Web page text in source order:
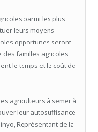
parmi les plus
leurs moyens
opportunes seront
des familles agricoles
le temps et le coût de
agriculteurs à semer à
leur autosuffisance
Représentant de la